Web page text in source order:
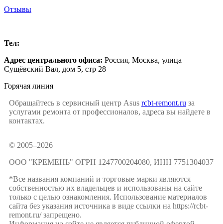
Отзывы
Тел:
Адрес центрального офиса: Россия, Москва, улица
Сущёвский Вал, дом 5, стр 28
Горячая линия
Обращайтесь в сервисный центр Asus rcbt-remont.ru за
услугами ремонта от профессионалов, адреса вы найдете в
контактах.
© 2005–2026
ООО "КРЕМЕНЬ" ОГРН 1247700204080, ИНН 7751304037
*Все названия компаний и торговые марки являются
собственностью их владельцев и использованы на сайте
только с целью ознакомления. Использование материалов
сайта без указания источника в виде ссылки на https://rcbt-
remont.ru/ запрещено.